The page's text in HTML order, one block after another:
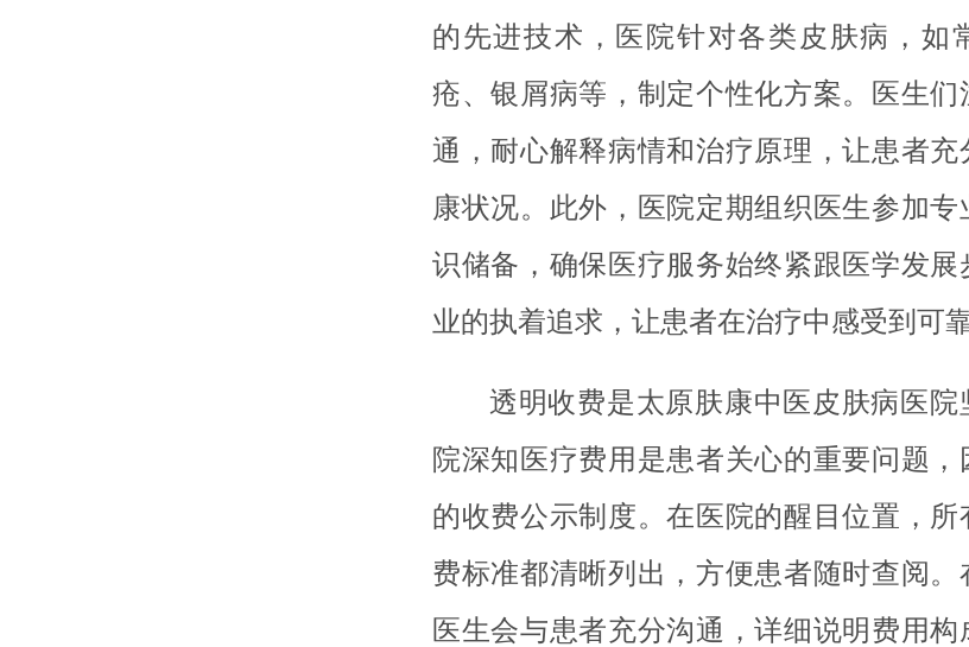
的先进技术，医院针对各类皮肤病，如
疮、银屑病等，制定个性化方案。医生们
通，耐心解释病情和治疗原理，让患者充
康状况。此外，医院定期组织医生参加专
识储备，确保医疗服务始终紧跟医学发展
业的执着追求，让患者在治疗中感受到可靠
透明收费是太原肤康中医皮肤病医院
院深知医疗费用是患者关心的重要问题，
的收费公示制度。在医院的醒目位置，所
费标准都清晰列出，方便患者随时查阅。
医生会与患者充分沟通，详细说明费用